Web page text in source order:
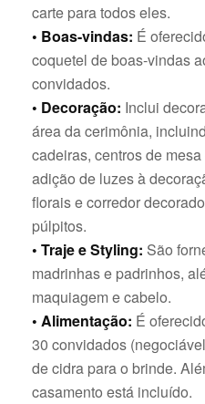
carte para todos eles.
• Boas-vindas: É
coquetel de boas-vindas
convidados.
• Decoração: Inclui
área da cerimônia,
cadeiras, centros de
adição de luzes à
florais e corredor
púlpitos.
• Traje e Styling: São
madrinhas e padrinhos,
maquiagem e cabelo.
• Alimentação: É
30 convidados
de cidra para o brinde.
casamento está incluído.